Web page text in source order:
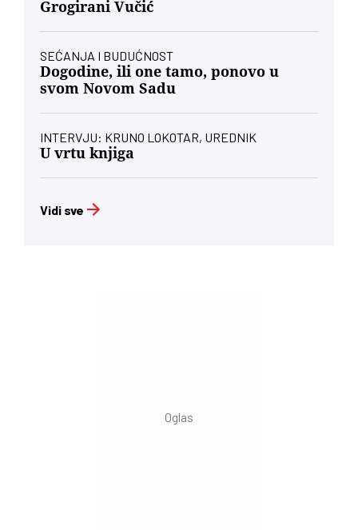
Grogirani Vučić
SEĆANJA I BUDUĆNOST
Dogodine, ili one tamo, ponovo u
svom Novom Sadu
INTERVJU: KRUNO LOKOTAR, UREDNIK
U vrtu knjiga
Vidi sve